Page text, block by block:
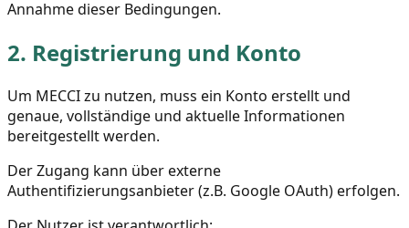
Annahme dieser Bedingungen.
2. Registrierung und Konto
Um MECCI zu nutzen, muss ein Konto erstellt und
genaue, vollständige und aktuelle Informationen
bereitgestellt werden.
Der Zugang kann über externe
Authentifizierungsanbieter (z.B. Google OAuth) erfolgen.